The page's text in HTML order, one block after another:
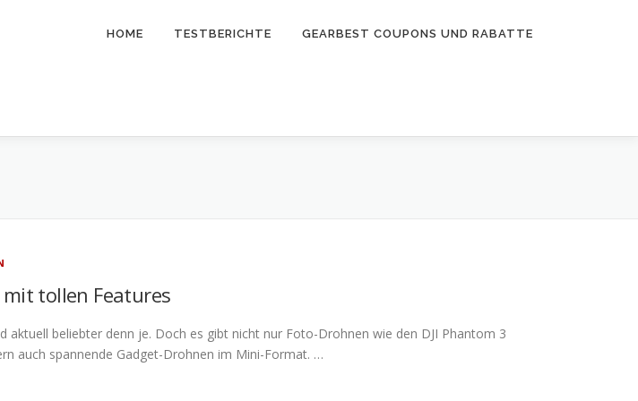
HOME TESTBERICHTE GEARBEST COUPONS UND RABATTE
tollen Features
aktuell beliebter denn je. Doch es gibt nicht nur Foto-Drohnen wie den DJI Phantom 3
auch spannende Gadget-Drohnen im Mini-Format. …